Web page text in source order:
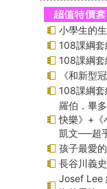
小學生的
108課綱
108課綱
《和新型
108課綱
羅伯．畢
快樂》+《
凱文──超
孩子最愛
長谷川義
Josef Lee